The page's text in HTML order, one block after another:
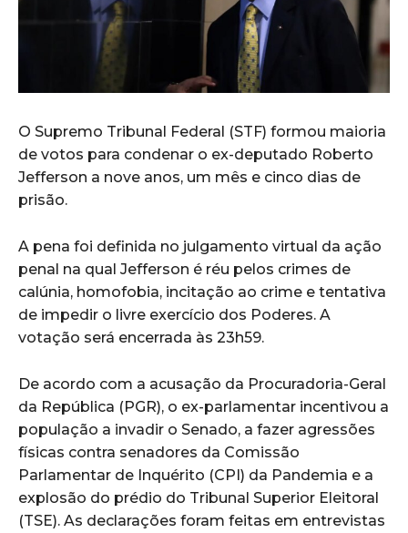
O Supremo Tribunal Federal (STF) formou maioria
de votos para condenar o ex-deputado Roberto
Jefferson a nove anos, um mês e cinco dias de
prisão.
A pena foi definida no julgamento virtual da ação
penal na qual Jefferson é réu pelos crimes de
calúnia, homofobia, incitação ao crime e tentativa
de impedir o livre exercício dos Poderes. A
votação será encerrada às 23h59.
De acordo com a acusação da Procuradoria-Geral
da República (PGR), o ex-parlamentar incentivou a
população a invadir o Senado, a fazer agressões
físicas contra senadores da Comissão
Parlamentar de Inquérito (CPI) da Pandemia e a
explosão do prédio do Tribunal Superior Eleitoral
(TSE). As declarações foram feitas em entrevistas